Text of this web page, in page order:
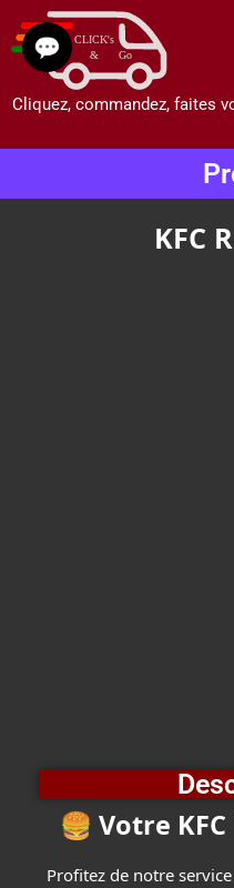
Cliquez, commandez, faites
KFC
🍔 Votre
Profitez de notre
💬